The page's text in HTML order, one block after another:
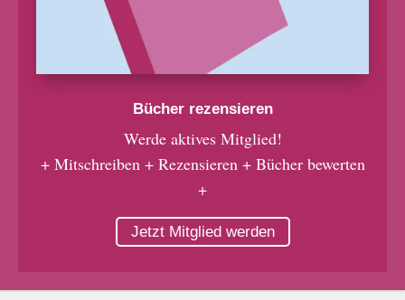
Bücher rezensieren
Werde aktives Mitglied!
+ Mitschreiben + Rezensieren + Bücher bewerten
+
Jetzt Mitglied werden